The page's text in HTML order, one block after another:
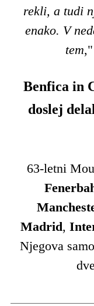
rekli, a tudi
enako. V
tem
Benfica in
doslej
63-letni
Madrid,
Njegova